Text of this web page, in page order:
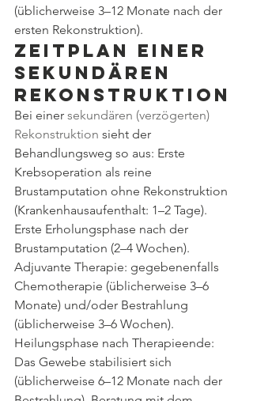
(üblicherweise 3–12 Monate nach der
ersten Rekonstruktion).
Zeitplan einer
sekundären
Rekonstruktion
Bei einer sekundären (verzögerten)
Rekonstruktion sieht der
Behandlungsweg so aus: Erste
Krebsoperation als reine
Brustamputation ohne Rekonstruktion
(Krankenhausaufenthalt: 1–2 Tage).
Erste Erholungsphase nach der
Brustamputation (2–4 Wochen).
Adjuvante Therapie: gegebenenfalls
Chemotherapie (üblicherweise 3–6
Monate) und/oder Bestrahlung
(üblicherweise 3–6 Wochen).
Heilungsphase nach Therapieende:
Das Gewebe stabilisiert sich
(üblicherweise 6–12 Monate nach der